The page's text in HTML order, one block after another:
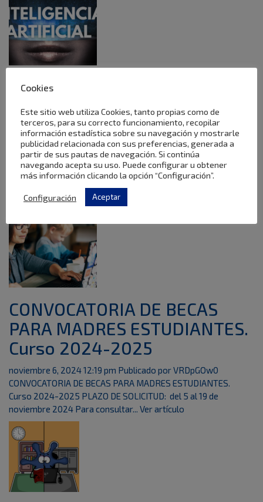
Inteligencia artificial – Hacia
una nueva era en la revolución
de la enseñanza
noviembre 8, 2024 1:01 pmPublicado porVRDpGOw0
Inteligencia Artiﬁcial en la Educación Superior Hacia una nueva
era en la revolución de la enseñanza Resumen La
Ver artículo
CONVOCATORIA DE BECAS
PARA MADRES ESTUDIANTES.
Curso 2024-2025
noviembre 6, 2024 12:19 pm Publicado porVRDpGOw0
CONVOCATORIA DE BECAS PARA MADRES ESTUDIANTES.
Curso 2024-2025 PLAZO DE SOLICITUD: del 5 al 19 de
noviembre 2024 Para consultar... Ver artículo
Cookies
Este sitio web utiliza Cookies, tanto propias como de
terceros, para su correcto funcionamiento, recopilar
información estadística sobre su navegación y mostrarle
publicidad relacionada con sus preferencias, generada a
partir de sus pautas de navegación. Si continúa
navegando acepta su uso. Puede configurar u obtener
más información clicando la opción “Configuración”.
Configuración Aceptar